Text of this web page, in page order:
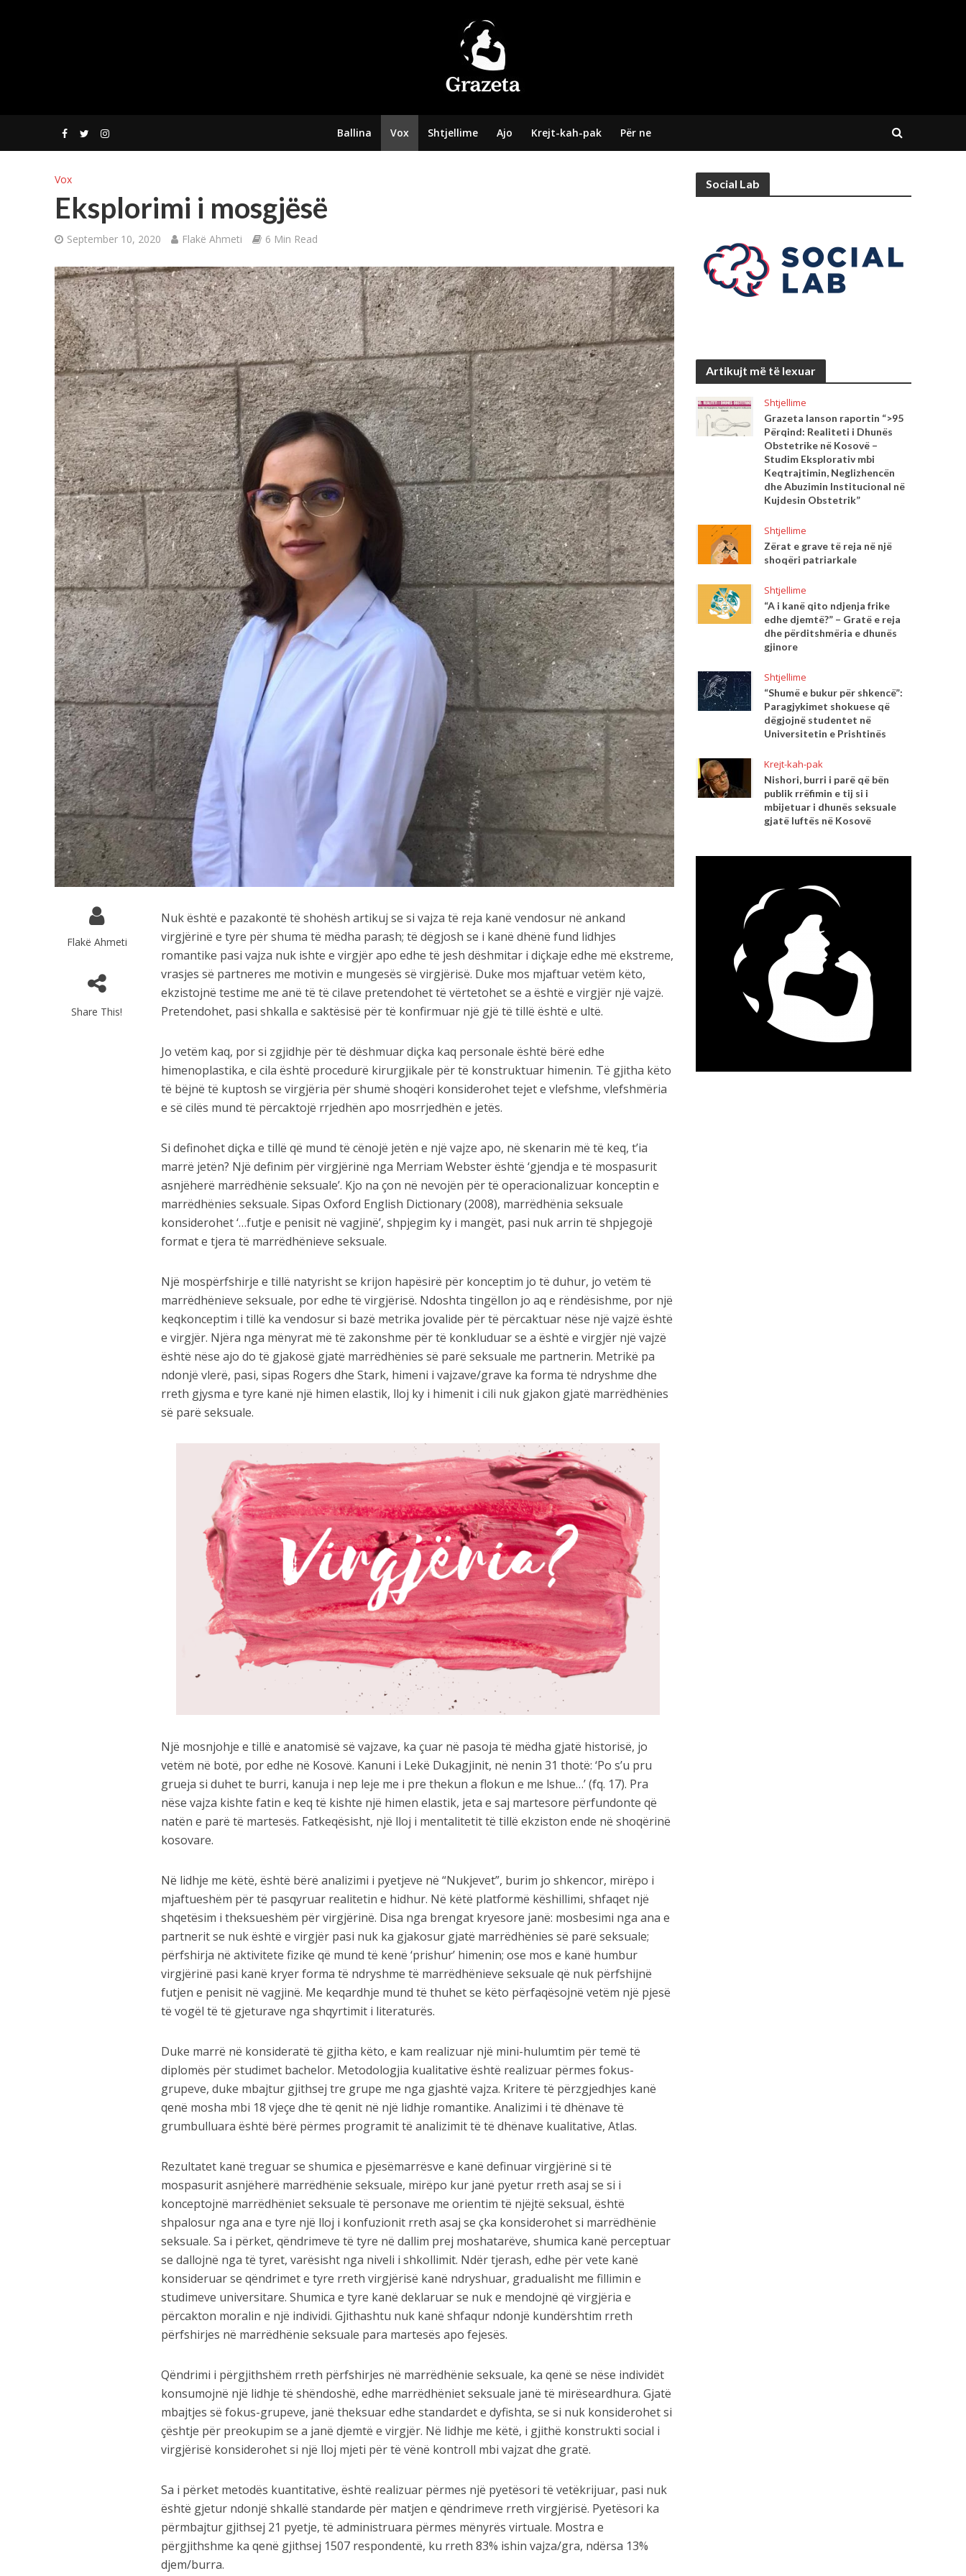
Ballina Vox Shtjellime Ajo Krejt-kah-pak Për ne
Vox
Eksplorimi i mosgjësë
September 10, 2020 Flakë Ahmeti 6 Min Read
Flakë Ahmeti
Share This!
Nuk është e pazakontë të shohësh artikuj se si vajza të reja kanë vendosur në ankand
virgjërinë e tyre për shuma të mëdha parash; të dëgjosh se i kanë dhënë fund lidhjes
romantike pasi vajza nuk ishte e virgjër apo edhe të jesh dëshmitar i diçkaje edhe më ekstreme,
vrasjes së partneres me motivin e mungesës së virgjërisë. Duke mos mjaftuar vetëm këto,
ekzistojnë testime me anë të të cilave pretendohet të vërtetohet se a është e virgjër një vajzë.
Pretendohet, pasi shkalla e saktësisë për të konfirmuar një gjë të tillë është e ultë.
Jo vetëm kaq, por si zgjidhje për të dëshmuar diçka kaq personale është bërë edhe
himenoplastika, e cila është procedurë kirurgjikale për të konstruktuar himenin. Të gjitha këto
të bëjnë të kuptosh se virgjëria për shumë shoqëri konsiderohet tejet e vlefshme, vlefshmëria
e së cilës mund të përcaktojë rrjedhën apo mosrrjedhën e jetës.
Si definohet diçka e tillë që mund të cënojë jetën e një vajze apo, në skenarin më të keq, t’ia
marrë jetën? Një definim për virgjërinë nga Merriam Webster është ‘gjendja e të mospasurit
asnjëherë marrëdhënie seksuale’. Kjo na çon në nevojën për të operacionalizuar konceptin e
marrëdhënies seksuale. Sipas Oxford English Dictionary (2008), marrëdhënia seksuale
konsiderohet ‘…futje e penisit në vagjinë’, shpjegim ky i mangët, pasi nuk arrin të shpjegojë
format e tjera të marrëdhënieve seksuale.
Një mospërfshirje e tillë natyrisht se krijon hapësirë për konceptim jo të duhur, jo vetëm të
marrëdhënieve seksuale, por edhe të virgjërisë. Ndoshta tingëllon jo aq e rëndësishme, por një
keqkonceptim i tillë ka vendosur si bazë metrika jovalide për të përcaktuar nëse një vajzë është
e virgjër. Njëra nga mënyrat më të zakonshme për të konkluduar se a është e virgjër një vajzë
është nëse ajo do të gjakosë gjatë marrëdhënies së parë seksuale me partnerin. Metrikë pa
ndonjë vlerë, pasi, sipas Rogers dhe Stark, himeni i vajzave/grave ka forma të ndryshme dhe
rreth gjysma e tyre kanë një himen elastik, lloj ky i himenit i cili nuk gjakon gjatë marrëdhënies
së parë seksuale.
Një mosnjohje e tillë e anatomisë së vajzave, ka çuar në pasoja të mëdha gjatë historisë, jo
vetëm në botë, por edhe në Kosovë. Kanuni i Lekë Dukagjinit, në nenin 31 thotë: ‘Po s’u pru
grueja si duhet te burri, kanuja i nep leje me i pre thekun a flokun e me lshue…’ (fq. 17). Pra
nëse vajza kishte fatin e keq të kishte një himen elastik, jeta e saj martesore përfundonte që
natën e parë të martesës. Fatkeqësisht, një lloj i mentalitetit të tillë ekziston ende në shoqërinë
kosovare.
Në lidhje me këtë, është bërë analizimi i pyetjeve në “Nukjevet”, burim jo shkencor, mirëpo i
mjaftueshëm për të pasqyruar realitetin e hidhur. Në këtë platformë këshillimi, shfaqet një
shqetësim i theksueshëm për virgjërinë. Disa nga brengat kryesore janë: mosbesimi nga ana e
partnerit se nuk është e virgjër pasi nuk ka gjakosur gjatë marrëdhënies së parë seksuale;
përfshirja në aktivitete fizike që mund të kenë ‘prishur’ himenin; ose mos e kanë humbur
virgjërinë pasi kanë kryer forma të ndryshme të marrëdhënieve seksuale që nuk përfshijnë
futjen e penisit në vagjinë. Me keqardhje mund të thuhet se këto përfaqësojnë vetëm një pjesë
të vogël të të gjeturave nga shqyrtimit i literaturës.
Duke marrë në konsideratë të gjitha këto, e kam realizuar një mini-hulumtim për temë të
diplomës për studimet bachelor. Metodologjia kualitative është realizuar përmes fokus-
grupeve, duke mbajtur gjithsej tre grupe me nga gjashtë vajza. Kritere të përzgjedhjes kanë
qenë mosha mbi 18 vjeçe dhe të qenit në një lidhje romantike. Analizimi i të dhënave të
grumbulluara është bërë përmes programit të analizimit të të dhënave kualitative, Atlas.
Rezultatet kanë treguar se shumica e pjesëmarrësve e kanë definuar virgjërinë si të
mospasurit asnjëherë marrëdhënie seksuale, mirëpo kur janë pyetur rreth asaj se si i
konceptojnë marrëdhëniet seksuale të personave me orientim të njëjtë seksual, është
shpalosur nga ana e tyre një lloj i konfuzionit rreth asaj se çka konsiderohet si marrëdhënie
seksuale. Sa i përket, qëndrimeve të tyre në dallim prej moshatarëve, shumica kanë perceptuar
se dallojnë nga të tyret, varësisht nga niveli i shkollimit. Ndër tjerash, edhe për vete kanë
konsideruar se qëndrimet e tyre rreth virgjërisë kanë ndryshuar, gradualisht me fillimin e
studimeve universitare. Shumica e tyre kanë deklaruar se nuk e mendojnë që virgjëria e
përcakton moralin e një individi. Gjithashtu nuk kanë shfaqur ndonjë kundërshtim rreth
përfshirjes në marrëdhënie seksuale para martesës apo fejesës.
Qëndrimi i përgjithshëm rreth përfshirjes në marrëdhënie seksuale, ka qenë se nëse individët
konsumojnë një lidhje të shëndoshë, edhe marrëdhëniet seksuale janë të mirëseardhura. Gjatë
mbajtjes së fokus-grupeve, janë theksuar edhe standardet e dyfishta, se si nuk konsiderohet si
çështje për preokupim se a janë djemtë e virgjër. Në lidhje me këtë, i gjithë konstrukti social i
virgjërisë konsiderohet si një lloj mjeti për të vënë kontroll mbi vajzat dhe gratë.
Sa i përket metodës kuantitative, është realizuar përmes një pyetësori të vetëkrijuar, pasi nuk
është gjetur ndonjë shkallë standarde për matjen e qëndrimeve rreth virgjërisë. Pyetësori ka
përmbajtur gjithsej 21 pyetje, të administruara përmes mënyrës virtuale. Mostra e
përgjithshme ka qenë gjithsej 1507 respondentë, ku rreth 83% ishin vajza/gra, ndërsa 13%
djem/burra.
Social Lab
Artikujt më të lexuar
Shtjellime
Grazeta lanson raportin “>95
Përqind: Realiteti i Dhunës
Obstetrike në Kosovë –
Studim Eksplorativ mbi
Keqtrajtimin, Neglizhencën
dhe Abuzimin Institucional në
Kujdesin Obstetrik”
Shtjellime
Zërat e grave të reja në një
shoqëri patriarkale
Shtjellime
“A i kanë qito ndjenja frike
edhe djemtë?” – Gratë e reja
dhe përditshmëria e dhunës
gjinore
Shtjellime
“Shumë e bukur për shkencë”:
Paragjykimet shokuese që
dëgjojnë studentet në
Universitetin e Prishtinës
Krejt-kah-pak
Nishori, burri i parë që bën
publik rrëfimin e tij si i
mbijetuar i dhunës seksuale
gjatë luftës në Kosovë